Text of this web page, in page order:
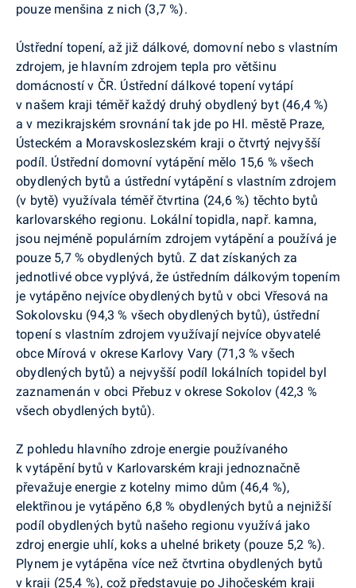
pouze menšina z nich (3,7 %).
Ústřední topení, až již dálkové, domovní nebo s vlastním
zdrojem, je hlavním zdrojem tepla pro většinu
domácností v ČR. Ústřední dálkové topení vytápí
v našem kraji téměř každý druhý obydlený byt (46,4 %)
a v mezikrajském srovnání tak jde po Hl. městě Praze,
Ústeckém a Moravskoslezském kraji o čtvrtý nejvyšší
podíl. Ústřední domovní vytápění mělo 15,6 % všech
obydlených bytů a ústřední vytápění s vlastním zdrojem
(v bytě) využívala téměř čtvrtina (24,6 %) těchto bytů
karlovarského regionu. Lokální topidla, např. kamna,
jsou nejméně populárním zdrojem vytápění a používá je
pouze 5,7 % obydlených bytů. Z dat získaných za
jednotlivé obce vyplývá, že ústředním dálkovým topením
je vytápěno nejvíce obydlených bytů v obci Vřesová na
Sokolovsku (94,3 % všech obydlených bytů), ústřední
topení s vlastním zdrojem využívají nejvíce obyvatelé
obce Mírová v okrese Karlovy Vary (71,3 % všech
obydlených bytů) a nejvyšší podíl lokálních topidel byl
zaznamenán v obci Přebuz v okrese Sokolov (42,3 %
všech obydlených bytů).
Z pohledu hlavního zdroje energie používaného
k vytápění bytů v Karlovarském kraji jednoznačně
převažuje energie z kotelny mimo dům (46,4 %),
elektřinou je vytápěno 6,8 % obydlených bytů a nejnižší
podíl obydlených bytů našeho regionu využívá jako
zdroj energie uhlí, koks a uhelné brikety (pouze 5,2 %).
Plynem je vytápěna více než čtvrtina obydlených bytů
v kraji (25,4 %), což představuje po Jihočeském kraji